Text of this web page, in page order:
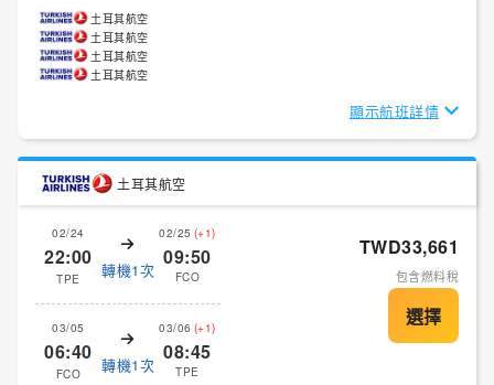
土耳其航空
土耳其航空
土耳其航空
土耳其航空
顯示航班詳情
土耳其航空
02/24
22:00
TPE 轉機1次
02/25 (+1)
09:50
FCO
03/05
06:40
FCO 轉機1次
03/06 (+1)
08:45
TPE
TWD33,661
包含燃料稅